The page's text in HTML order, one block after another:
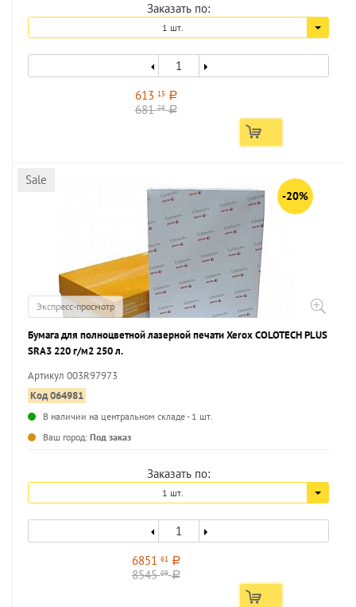
Заказать по:
1 шт.
613 15 a
68128 a
Sale
-20%
Экспресс-просмотр
Бумага для полноцветной лазерной печати Xerox COLOTECH PLUS
SRA3 220 г/м2 250 л.
Артикул 003R97973
Код 064981
В наличии на центральном складе - 1 шт.
Ваш город: Под заказ
Заказать по:
1 шт.
6851 61 a
854509 a